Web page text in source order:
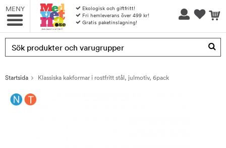
MENY
Ekologisk och giftfritt!
Fri hemleverans över 499 kr!
Gratis paketinslagning!
Produkten har blivit tillagd i varukorgen
Startsida Klassiska kakformar i rostfritt stål, julmotiv, 6pack